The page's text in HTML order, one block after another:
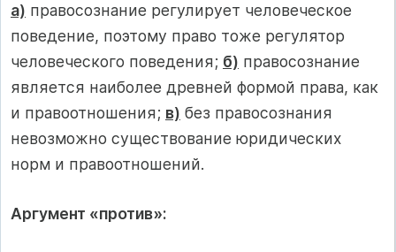
а) правосознание регулирует человеческое
поведение, поэтому право тоже регулятор
человеческого поведения; б) правосознание
является наиболее древней формой права, как
и правоотношения; в) без правосознания
невозможно существование юридических
норм и правоотношений.
Аргумент «против»: